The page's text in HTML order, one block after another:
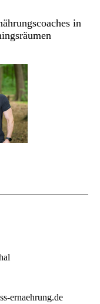
in
ernaehrung.de